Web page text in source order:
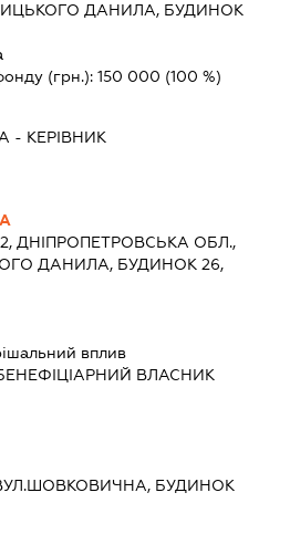
ДАНИЛА, БУДИНОК
(грн.): 150 000 (100 %)
- КЕРІВНИК
ДНІПРОПЕТРОВСЬКА ОБЛ.,
ДАНИЛА, БУДИНОК 26,
вплив
ВЛАСНИК
ВУЛ.ШОВКОВИЧНА, БУДИНОК